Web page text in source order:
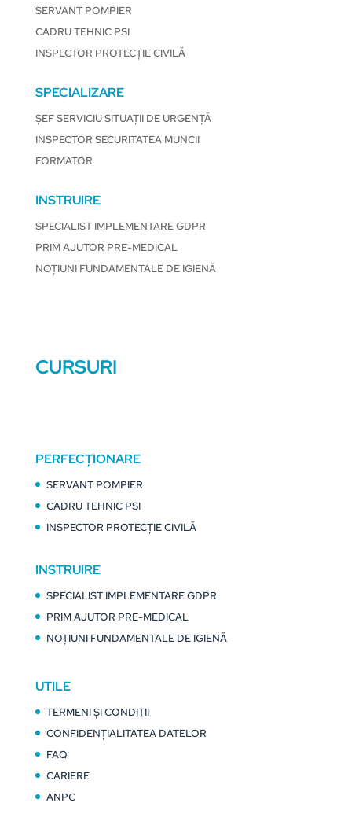
SERVANT POMPIER
CADRU TEHNIC PSI
INSPECTOR PROTECȚIE CIVILĂ
SPECIALIZARE
ȘEF SERVICIU SITUAȚII DE URGENȚĂ
INSPECTOR SECURITATEA MUNCII
FORMATOR
INSTRUIRE
SPECIALIST IMPLEMENTARE GDPR
PRIM AJUTOR PRE-MEDICAL
NOȚIUNI FUNDAMENTALE DE IGIENĂ
CURSURI
PERFECȚIONARE
SERVANT POMPIER
CADRU TEHNIC PSI
INSPECTOR PROTECȚIE CIVILĂ
INSTRUIRE
SPECIALIST IMPLEMENTARE GDPR
PRIM AJUTOR PRE-MEDICAL
NOȚIUNI FUNDAMENTALE DE IGIENĂ
UTILE
TERMENI ȘI CONDIȚII
CONFIDENȚIALITATEA DATELOR
FAQ
CARIERE
ANPC